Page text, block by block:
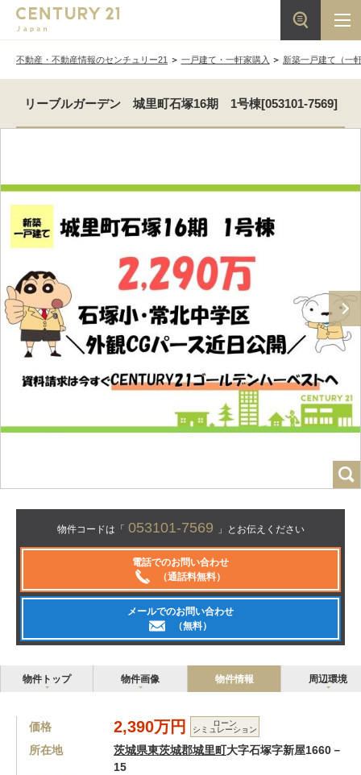
不動産・不動産情報のセンチュリー21 一戸建て・一軒家購入 新築一戸建て（一
リーブルガーデン 城里町石塚16期 1号棟[053101-7569]
物件コードは「 053101-7569 」とお伝えください
電話でのお問い合わせ
（通話料無料）
メールでのお問い合わせ
（無料）
物件トップ 物件画像 物件情報 周辺環境
価格 2,390万円 ローン
シミュレーション
所在地 茨城県東茨城郡城里町大字石塚字新屋1660－
15